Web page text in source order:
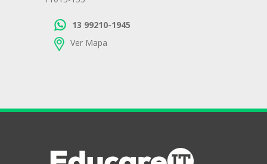
13 99210-1945
Ver Mapa